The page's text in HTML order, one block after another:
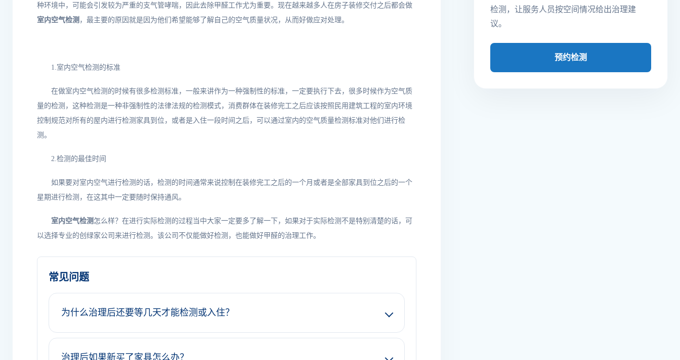
种环境中，可能会引发较为严重的支气管哮喘，因此去除甲醛工作尤为重要。现在越来越多人在房子装修交付之后都会做
室内空气检测 ，最主要的原因就是因为他们希望能够了解自己的空气质量状况，从而好做应对处理。
1.室内空气检测的标准
在做室内空气检测的时候有很多检测标准，一般来讲作为一种强制性的标准，一定要执行下去，很多时候作为空气质
量的检测，这种检测是一种非强制性的法律法规的检测模式，消费群体在装修完工之后应该按照民用建筑工程的室内环境
控制规范对所有的屋内进行检测家具到位，或者是入住一段时间之后，可以通过室内的空气质量检测标准对他们进行检
测。
2.检测的最佳时间
如果要对室内空气进行检测的话，检测的时间通常来说控制在装修完工之后的一个月或者是全部家具到位之后的一个
星期进行检测，在这其中一定要随时保持通风。
室内空气检测 怎么样？在进行实际检测的过程当中大家一定要多了解一下，如果对于实际检测不是特别清楚的话，可
以选择专业的创绿家公司来进行检测。该公司不仅能做好检测，也能做好甲醛的治理工作。
常见问题
为什么治理后还要等几天才能检测或入住？
治理后如果新买了家具怎么办？
检测，让服务人员按空间情况给出治理建
议。
预约检测